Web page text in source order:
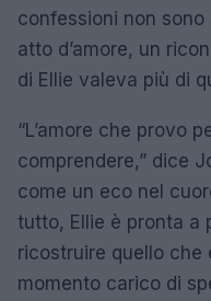
confessioni non
atto d’amore, un
di Ellie valeva più di
“L’amore che provo
comprendere,” dice
come un eco nel
tutto, Ellie è pronta a
ricostruire quello che
momento carico di